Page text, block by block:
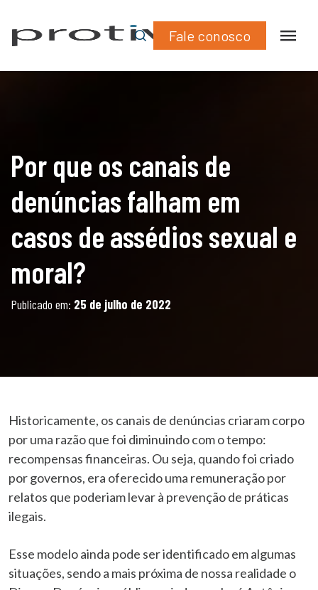
Fale conosco
Por que os canais de
denúncias falham em
casos de assédios sexual e
moral?
Publicado em: 25 de julho de 2022
Historicamente, os canais de denúncias criaram corpo
por uma razão que foi diminuindo com o tempo:
recompensas financeiras. Ou seja, quando foi criado
por governos, era oferecido uma remuneração por
relatos que poderiam levar à prevenção de práticas
ilegais.
Esse modelo ainda pode ser identificado em algumas
situações, sendo a mais próxima de nossa realidade o